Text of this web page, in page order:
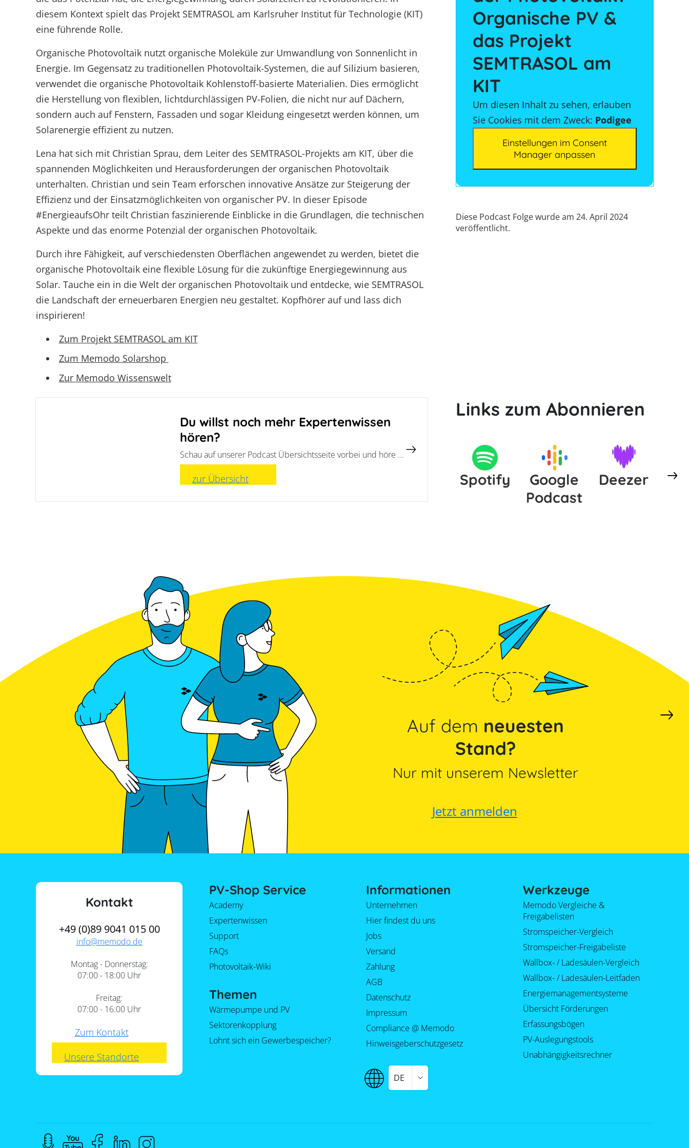
Marktstammdatenregister
diesem Kontext spielt das Projekt SEMTRASOL am Karlsruher Institut für Technologie (KIT)
eine führende Rolle.
Organische Photovoltaik nutzt organische Moleküle zur Umwandlung von Sonnenlicht in
Energie. Im Gegensatz zu traditionellen Photovoltaik-Systemen, die auf Silizium basieren,
verwendet die organische Photovoltaik Kohlenstoff-basierte Materialien. Dies ermöglicht
die Herstellung von flexiblen, lichtdurchlässigen PV-Folien, die nicht nur auf Dächern,
sondern auch auf Fenstern, Fassaden und sogar Kleidung eingesetzt werden können, um
Solarenergie effizient zu nutzen.
Lena hat sich mit Christian Sprau, dem Leiter des SEMTRASOL-Projekts am KIT, über die
spannenden Möglichkeiten und Herausforderungen der organischen Photovoltaik
unterhalten. Christian und sein Team erforschen innovative Ansätze zur Steigerung der
Effizienz und der Einsatzmöglichkeiten von organischer PV. In dieser Episode
#EnergieaufsOhr teilt Christian faszinierende Einblicke in die Grundlagen, die technischen
Aspekte und das enorme Potenzial der organischen Photovoltaik.
Durch ihre Fähigkeit, auf verschiedensten Oberflächen angewendet zu werden, bietet die
organische Photovoltaik eine flexible Lösung für die zukünftige Energiegewinnung aus
Solar. Tauche ein in die Welt der organischen Photovoltaik und entdecke, wie SEMTRASOL
die Landschaft der erneuerbaren Energien neu gestaltet. Kopfhörer auf und lass dich
inspirieren!
Zum Projekt SEMTRASOL am KIT
Zum Memodo Solarshop
Zur Memodo Wissenswelt
Organische PV &
das Projekt
SEMTRASOL am
KIT
Um diesen Inhalt zu sehen, erlauben
Sie Cookies mit dem Zweck: Podigee
Einstellungen im Consent
Manager anpassen
Diese Podcast Folge wurde am 24. April 2024
veröffentlicht.
Du willst noch mehr Expertenwissen
hören?
Schau auf unserer Podcast Übersichtsseite vorbei und höre ...
zur Übersicht
Links zum Abonnieren
Spotify
Google
Podcast
Deezer
Inhalt
Auf dem neuesten
Stand?
Nur mit unserem Newsletter
Jetzt anmelden
Kontakt
+49 (0)89 9041 015 00
info@memodo.de
Montag - Donnerstag:
07:00 - 18:00 Uhr
Freitag:
07:00 - 16:00 Uhr
Zum Kontakt
Unsere Standorte
PV-Shop Service
Academy
Expertenwissen
Support
FAQs
Photovoltaik-Wiki
Themen
Wärmepumpe und PV
Sektorenkopplung
Lohnt sich ein Gewerbespeicher?
Informationen
Unternehmen
Hier findest du uns
Jobs
Versand
Zahlung
AGB
Datenschutz
Impressum
Compliance @ Memodo
Hinweisgeberschutzgesetz
Werkzeuge
Memodo Vergleiche &
Freigabelisten
Stromspeicher-Vergleich
Stromspeicher-Freigabeliste
Wallbox- / Ladesäulen-Vergleich
Wallbox- / Ladesäulen-Leitfaden
Energiemanagementsysteme
Übersicht Förderungen
Erfassungsbögen
PV-Auslegungstools
Unabhängigkeitsrechner
DE